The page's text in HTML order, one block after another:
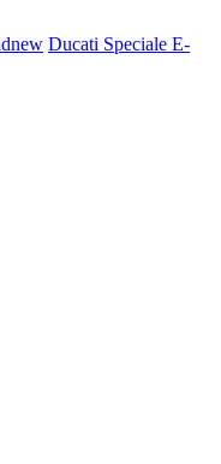
new Ducati Speciale E-